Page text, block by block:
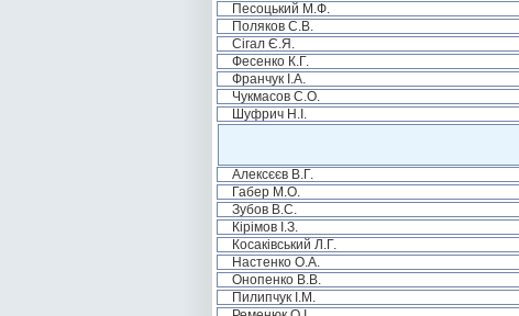
Песоцький М.Ф.
Поляков С.В.
Сігал Є.Я.
Фесенко К.Г.
Франчук І.А.
Чукмасов С.О.
Шуфрич Н.І.
Алексєєв В.Г.
Габер М.О.
Зубов В.С.
Кірімов І.З.
Косаківський Л.Г.
Настенко О.А.
Онопенко В.В.
Пилипчук І.М.